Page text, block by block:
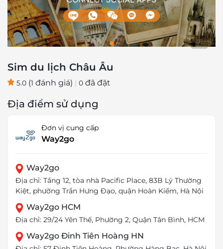
1/1
Sim du lịch Châu Âu
5.0 (1 đánh giá) | 0 đã đặt
Địa điểm sử dụng
Đơn vị cung cấp
Way2go
Way2go
Địa chỉ: Tầng 12, tòa nhà Pacific Place, 83B Lý Thường
Kiệt, phường Trần Hưng Đạo, quận Hoàn Kiếm, Hà Nội
Way2go HCM
Địa chỉ: 29/24 Yên Thế, Phường 2, Quận Tân Bình, HCM
Way2go Đinh Tiên Hoàng HN